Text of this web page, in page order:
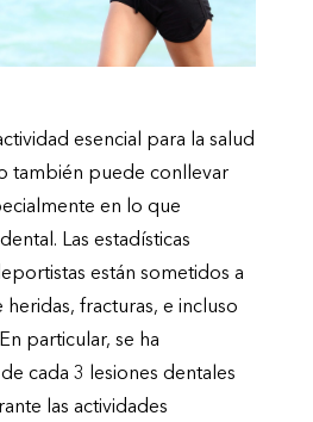
esencial para la salud
también puede conllevar
en lo que
Las estadísticas
están sometidos a
fracturas, e incluso
particular, se ha
cada 3 lesiones dentales
las actividades